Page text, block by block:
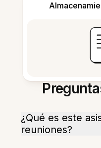
¿Qué es este
reuniones?